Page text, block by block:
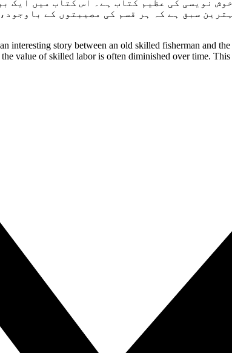
نویسی کی عظیم کتاب ہے۔ اس کتاب میں ایک
سبق ہے کہ ہر قسم کی مصیبتوں کے
story between an old skilled fisherman and
value of skilled labor is often diminished over time.